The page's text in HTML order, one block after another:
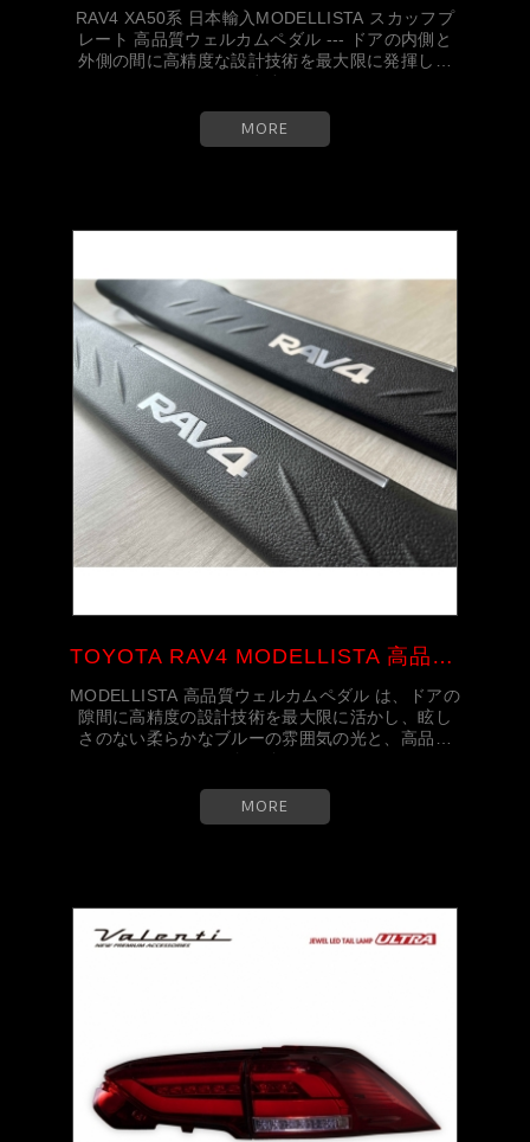
RAV4 XA50系 日本輸入MODELLISTA スカッフプ
レート 高品質ウェルカムペダル --- ドアの内側と
外側の間に高精度な設計技術を最大限に発揮して
います...
MORE
TOYOTA RAV4 MODELLISTA 高品質...
MODELLISTA 高品質ウェルカムペダル は、ドアの
隙間に高精度の設計技術を最大限に活かし、眩し
さのない柔らかなブルーの雰囲気の光と、高品位
なメタ...
MORE